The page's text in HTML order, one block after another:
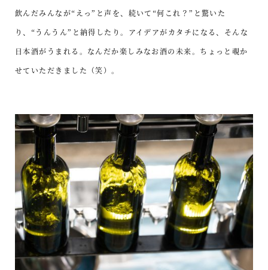
飲んだみんなが“えっ”と声を、続いて“何これ？”と驚いた
り、“うんうん”と納得したり。アイデアがカタチになる、そんな
日本酒がうまれる。なんだか楽しみなお酒の未来。ちょっと覗か
せていただきました（笑）。